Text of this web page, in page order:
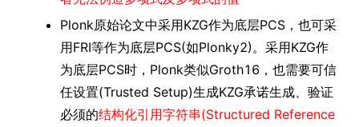
Plonk原始论文中采用KZG作为底层PCS，也可采
用FRI等作为底层PCS(如Plonky2)。采用KZG作
为底层PCS时，Plonk类似Groth16，也需要可信
任设置(Trusted Setup)生成KZG承诺生成、验证
必须的结构化引用字符串(Structured Reference